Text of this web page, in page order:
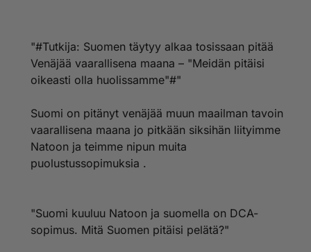
"#Tutkija: Suomen täytyy alkaa tosissaan pitää
Venäjää vaarallisena maana – "Meidän pitäisi
oikeasti olla huolissamme"#"
Suomi on pitänyt venäjää muun maailman tavoin
vaarallisena maana jo pitkään siksihän liityimme
Natoon ja teimme nipun muita
puolustussopimuksia .
"Suomi kuuluu Natoon ja suomella on DCA-
sopimus. Mitä Suomen pitäisi pelätä?"